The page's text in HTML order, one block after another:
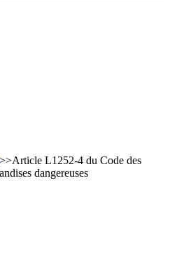
>>Article L1252-4 du Code des
dangereuses